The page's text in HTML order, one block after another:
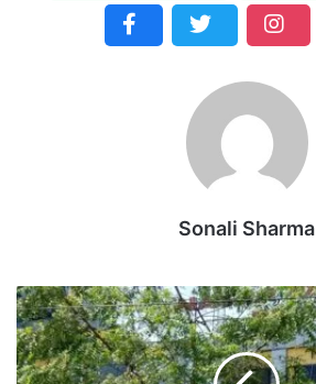
Sonali Sharma
मा
न
सू
न